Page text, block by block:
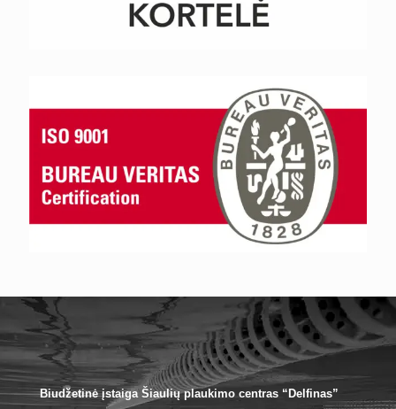
Biudžetinė įstaiga Šiaulių plaukimo centras “Delfinas”